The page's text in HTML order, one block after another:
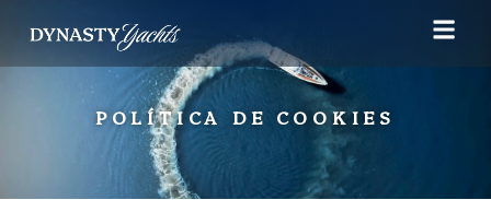
POLÍTICA DE COOKIES